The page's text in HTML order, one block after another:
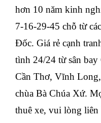
hơn 10 năm kinh
7-16-29-45 chỗ từ
Đốc. Giá rẻ cạnh
tình 24/24 từ sân
Cần Thơ, Vĩnh
chùa Bà Chúa Xứ.
thuê xe, vui lòng